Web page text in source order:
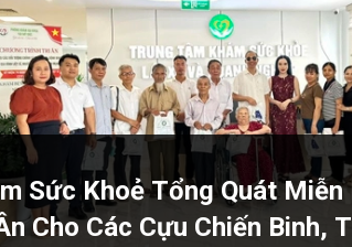
Sức Khoẻ Tổng Quát Miễn
Cho Các Cựu Chiến Binh,